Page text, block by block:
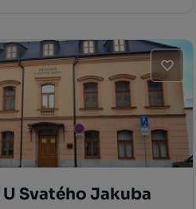
Svatého Jakuba